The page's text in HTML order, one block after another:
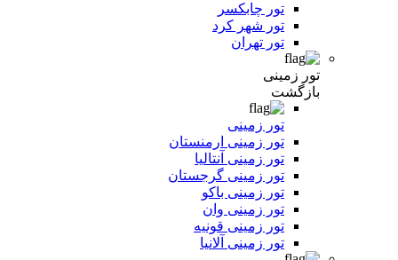
تور چابکسر
تور شهر کرد
تور تهران
تور زمینی
بازگشت
تور زمینی
تور زمینی ارمنستان
تور زمینی آنتالیا
تور زمینی گرجستان
تور زمینی باکو
تور زمینی وان
تور زمینی قونیه
تور زمینی آلانیا